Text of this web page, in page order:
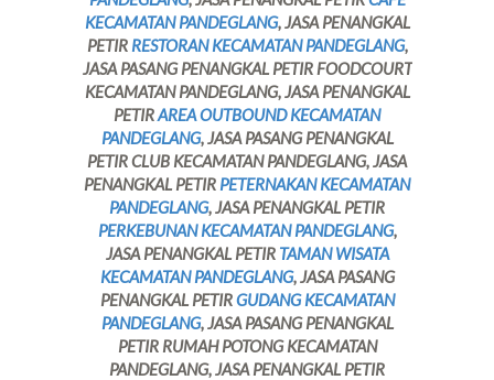
KECAMATAN PANDEGLANG, JASA PENANGKAL
PETIR RESTORAN KECAMATAN PANDEGLANG,
JASA PASANG PENANGKAL PETIR FOODCOURT
KECAMATAN PANDEGLANG, JASA PENANGKAL
PETIRAREA OUTBOUND KECAMATAN
PANDEGLANG, JASA PASANG PENANGKAL
PETIR CLUB KECAMATAN PANDEGLANG, JASA
PENANGKAL PETIR PETERNAKAN KECAMATAN
PANDEGLANG, JASA PENANGKAL PETIR
PERKEBUNAN KECAMATAN PANDEGLANG,
JASA PENANGKAL PETIR TAMAN WISATA
KECAMATAN PANDEGLANG, JASA PASANG
PENANGKAL PETIRGUDANG KECAMATAN
PANDEGLANG, JASA PASANG PENANGKAL
PETIR RUMAH POTONG KECAMATAN
PANDEGLANG, JASA PENANGKAL PETIR